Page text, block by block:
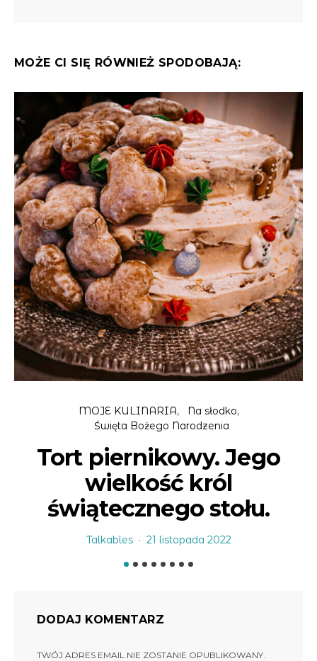
MOŻE CI SIĘ RÓWNIEŻ SPODOBAJĄ:
MOJE KULINARIA
Na słodko
Święta Bożego Narodzenia
Tort piernikowy. Jego
wielkość król
świątecznego stołu.
Talkables 21 listopada 2022
DODAJ KOMENTARZ
TWÓJ ADRES EMAIL NIE ZOSTANIE OPUBLIKOWANY.